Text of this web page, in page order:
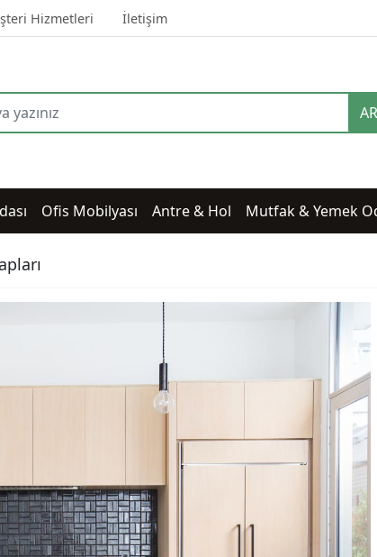
Hizmetleri İletişim
Ofis Mobilyası Antre & Hol Mutfak & Yemek